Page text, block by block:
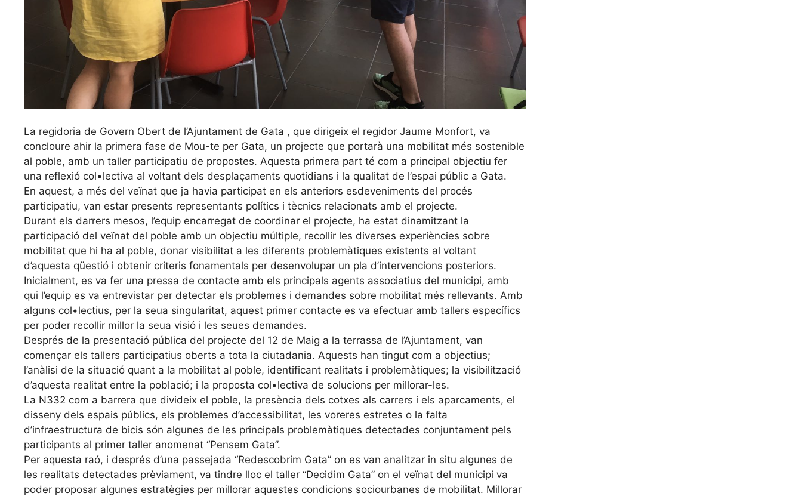
La regidoria de Govern Obert de l’Ajuntament de Gata , que dirigeix el regidor Jaume Monfort, va
concloure ahir la primera fase de Mou-te per Gata, un projecte que portarà una mobilitat més sostenible
al poble, amb un taller participatiu de propostes. Aquesta primera part té com a principal objectiu fer
una reflexió col•lectiva al voltant dels desplaçaments quotidians i la qualitat de l’espai públic a Gata.
En aquest, a més del veïnat que ja havia participat en els anteriors esdeveniments del procés
participatiu, van estar presents representants polítics i tècnics relacionats amb el projecte.
Durant els darrers mesos, l’equip encarregat de coordinar el projecte, ha estat dinamitzant la
participació del veïnat del poble amb un objectiu múltiple, recollir les diverses experiències sobre
mobilitat que hi ha al poble, donar visibilitat a les diferents problemàtiques existents al voltant
d’aquesta qüestió i obtenir criteris fonamentals per desenvolupar un pla d’intervencions posteriors.
Inicialment, es va fer una pressa de contacte amb els principals agents associatius del municipi, amb
qui l’equip es va entrevistar per detectar els problemes i demandes sobre mobilitat més rellevants. Amb
alguns col•lectius, per la seua singularitat, aquest primer contacte es va efectuar amb tallers específics
per poder recollir millor la seua visió i les seues demandes.
Després de la presentació pública del projecte del 12 de Maig a la terrassa de l’Ajuntament, van
començar els tallers participatius oberts a tota la ciutadania. Aquests han tingut com a objectius;
l’anàlisi de la situació quant a la mobilitat al poble, identificant realitats i problemàtiques; la visibilització
d’aquesta realitat entre la població; i la proposta col•lectiva de solucions per millorar-les.
La N332 com a barrera que divideix el poble, la presència dels cotxes als carrers i els aparcaments, el
disseny dels espais públics, els problemes d’accessibilitat, les voreres estretes o la falta
d’infraestructura de bicis són algunes de les principals problemàtiques detectades conjuntament pels
participants al primer taller anomenat “Pensem Gata”.
Per aquesta raó, i després d’una passejada “Redescobrim Gata” on es van analitzar in situ algunes de
les realitats detectades prèviament, va tindre lloc el taller “Decidim Gata” on el veïnat del municipi va
poder proposar algunes estratègies per millorar aquestes condicions sociourbanes de mobilitat. Millorar